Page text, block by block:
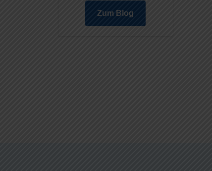
Zum Blog